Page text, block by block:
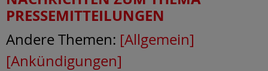
PRESSEMITTEILUNGEN
Andere Themen: [Allgemein]
[Ankündigungen]